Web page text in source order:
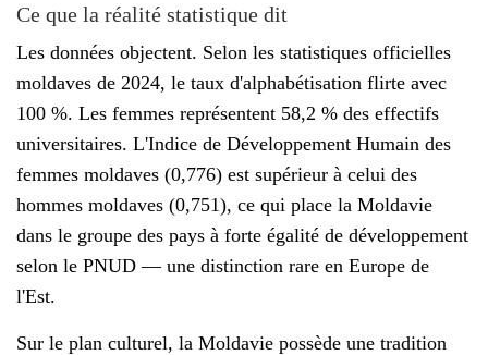
Ce que la réalité statistique dit
Les données objectent. Selon les statistiques officielles
moldaves de 2024, le taux d'alphabétisation flirte avec
100 %. Les femmes représentent 58,2 % des effectifs
universitaires. L'Indice de Développement Humain des
femmes moldaves (0,776) est supérieur à celui des
hommes moldaves (0,751), ce qui place la Moldavie
dans le groupe des pays à forte égalité de développement
selon le PNUD — une distinction rare en Europe de
l'Est.
Sur le plan culturel, la Moldavie possède une tradition